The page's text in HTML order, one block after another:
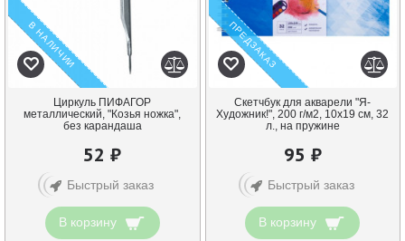
В НАЛИЧИИ
Циркуль ПИФАГОР
металлический, "Козья ножка",
без карандаша
52 ₽
Быстрый заказ
В корзину
ПРЕДЗАКАЗ
Скетчбук для акварели "Я-
Художник!", 200 г/м2, 10х19 см, 32
л., на пружине
95 ₽
Быстрый заказ
В корзину